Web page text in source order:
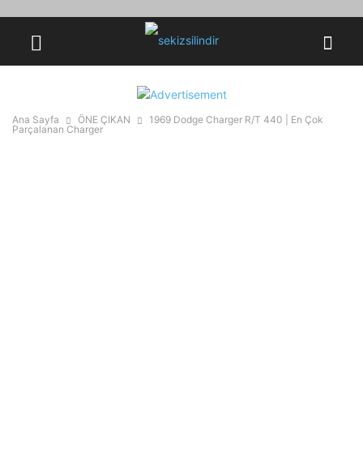
Ana Sayfa ÖNE ÇIKAN
1969 Dodge Charger R/T 440 | En Çok
Parçalanan Charger